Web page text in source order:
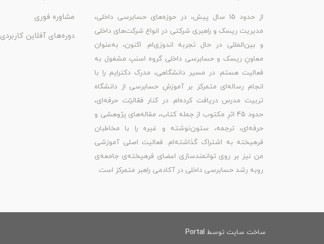
از حدود 15 سال پیش، در حوزه‌های حسابرسی داخلی،
مدیریت ریسک و راهبری شرکتی در انواع شرکت‌های داخلی
و بین‌المللی در حال تجربه اندوزی‌ام. اکنون، به‌عنوان
معاونِ ریسک و حسابرسی داخلی گروه اسنپ مشغول به
فعالیت هستم. در مسیر دانشگاهی، مدرک دکترایم را با
انجام رساله‌ای متمرکز بر آموزشِ حسابرسی از دانشگاه
تربیت مدرس دریافت کرده‌ام. در کنار فعّالیّت حرفه‌ای،
حدود 45 اثرِ مکتوب از جمله کتاب، مقاله‌های پژوهشی و
حرفه‌ای، ترجمه، ستون‌نوشته و غیره را با مخاطبان
فرهیخته به اشتراک گذاشته‌ام. فعالیت اصلی آموزشی
من نیز بر روی توانمندسازی اعضای فرهیخته‌ی جامعه‌ی
روبه رشد حسابرسی داخلی در آکادمی راهبر متمرکز است.
مشاوره فوری
دوره‌های آفلاین کاربردی
ساخت سایت توسط Portal